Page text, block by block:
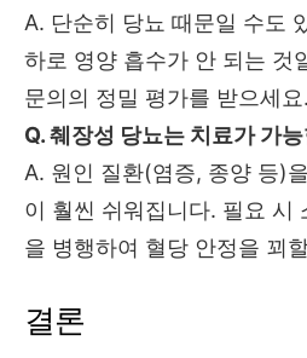
A. 단순히 당뇨 때문일 수도
하로 영양 흡수가 안 되는 것
문의의 정밀 평가를 받으세요.
Q. 췌장성 당뇨는 치료가 가
A. 원인 질환(염증, 종양 등)
이 훨씬 쉬워집니다. 필요 시
을 병행하여 혈당 안정을 꾀
결론